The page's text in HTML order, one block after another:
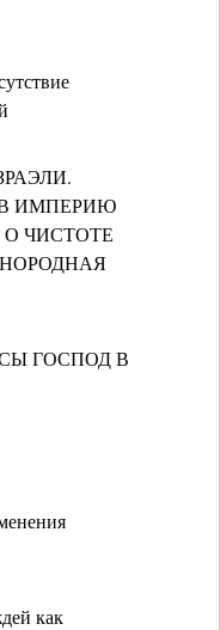
ИМПЕРИЮ
О ЧИСТОТЕ
ГОСПОД В
как